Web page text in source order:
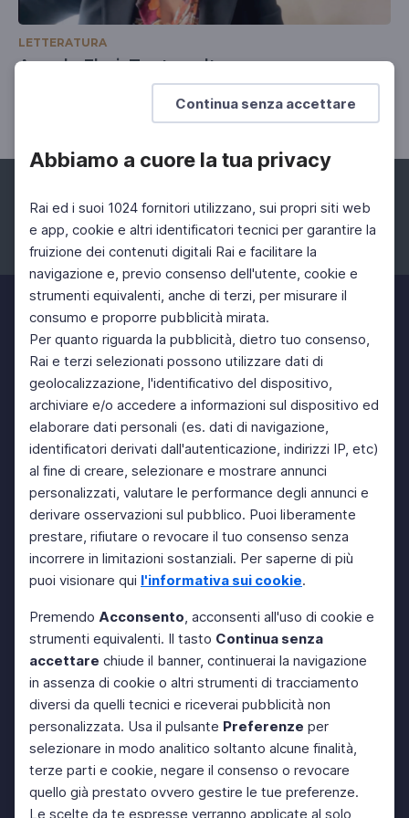
Continua senza accettare
Abbiamo a cuore la tua privacy
Rai ed i suoi 1024 fornitori utilizzano, sui propri siti web
e app, cookie e altri identificatori tecnici per garantire la
fruizione dei contenuti digitali Rai e facilitare la
navigazione e, previo consenso dell'utente, cookie e
strumenti equivalenti, anche di terzi, per misurare il
consumo e proporre pubblicità mirata.
Per quanto riguarda la pubblicità, dietro tuo consenso,
Rai e terzi selezionati possono utilizzare dati di
geolocalizzazione, l'identificativo del dispositivo,
archiviare e/o accedere a informazioni sul dispositivo ed
elaborare dati personali (es. dati di navigazione,
identificatori derivati dall'autenticazione, indirizzi IP, etc)
al fine di creare, selezionare e mostrare annunci
personalizzati, valutare le performance degli annunci e
derivare osservazioni sul pubblico. Puoi liberamente
prestare, rifiutare o revocare il tuo consenso senza
incorrere in limitazioni sostanziali. Per saperne di più
puoi visionare qui l'informativa sui cookie.
Premendo Acconsento, acconsenti all'uso di cookie e
strumenti equivalenti. Il tasto Continua senza
accettare chiude il banner, continuerai la navigazione
in assenza di cookie o altri strumenti di tracciamento
diversi da quelli tecnici e riceverai pubblicità non
personalizzata. Usa il pulsante Preferenze per
selezionare in modo analitico soltanto alcune finalità,
terze parti e cookie, negare il consenso o revocare
quello già prestato ovvero gestire le tue preferenze.
Le scelte da te espresse verranno applicate al solo
LETTERATURA
Angela Flori, Tante volte ancora
Facebook Instagram Twitter